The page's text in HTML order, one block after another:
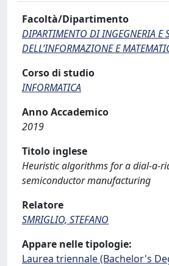
Facoltà/Dipartimento
DIPARTIMENTO DI INGEGNERIA E
DELL’INFORMAZIONE E
Corso di studio
INFORMATICA
Anno Accademico
2019
Titolo inglese
Heuristic algorithms for a dial-a-
semiconductor manufacturing
Relatore
SMRIGLIO, STEFANO
Appare nelle tipologie:
Laurea triennale (Bachelor's